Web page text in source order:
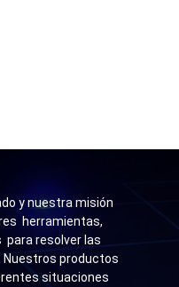
y nuestra misión
herramientas,
para resolver las
Nuestros productos
situaciones